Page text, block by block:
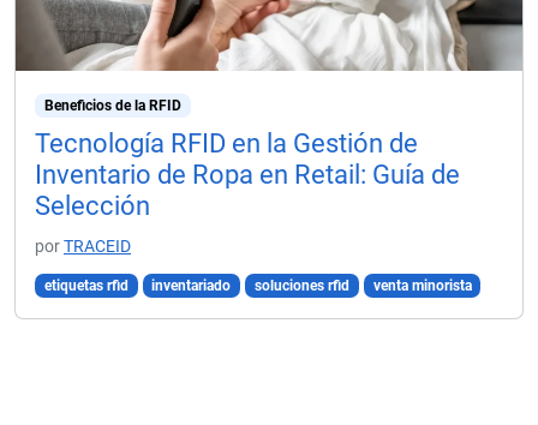
Beneficios de la RFID
Tecnología RFID en la Gestión de
Inventario de Ropa en Retail: Guía de
Selección
porTRACEID
etiquetas rfid inventariado soluciones rfid venta minorista